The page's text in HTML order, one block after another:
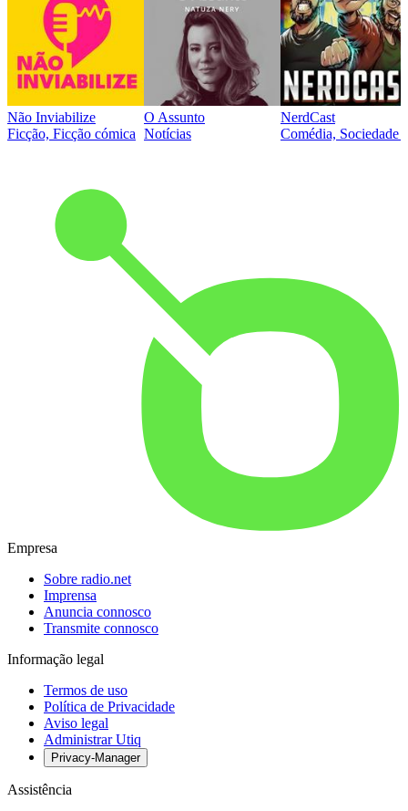
Não Inviabilize
Ficção, Ficção cómica
O Assunto
Notícias
NerdCast
Comédia, Sociedade
Empresa
Sobre radio.net
Imprensa
Anuncia connosco
Transmite connosco
Informação legal
Termos de uso
Política de Privacidade
Aviso legal
Administrar Utiq
Privacy-Manager
Assistência